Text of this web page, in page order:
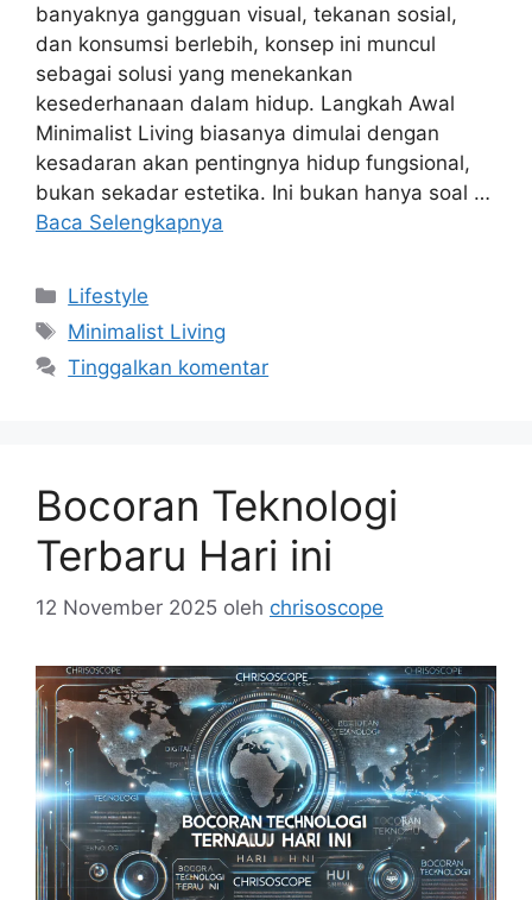
banyaknya gangguan visual, tekanan sosial,
dan konsumsi berlebih, konsep ini muncul
sebagai solusi yang menekankan
kesederhanaan dalam hidup. Langkah Awal
Minimalist Living biasanya dimulai dengan
kesadaran akan pentingnya hidup fungsional,
bukan sekadar estetika. Ini bukan hanya soal …
Baca Selengkapnya
Kategori
Lifestyle
Tag
Minimalist Living
Tinggalkan komentar
Bocoran Teknologi
Terbaru Hari ini
12 November 2025 oleh chrisoscope